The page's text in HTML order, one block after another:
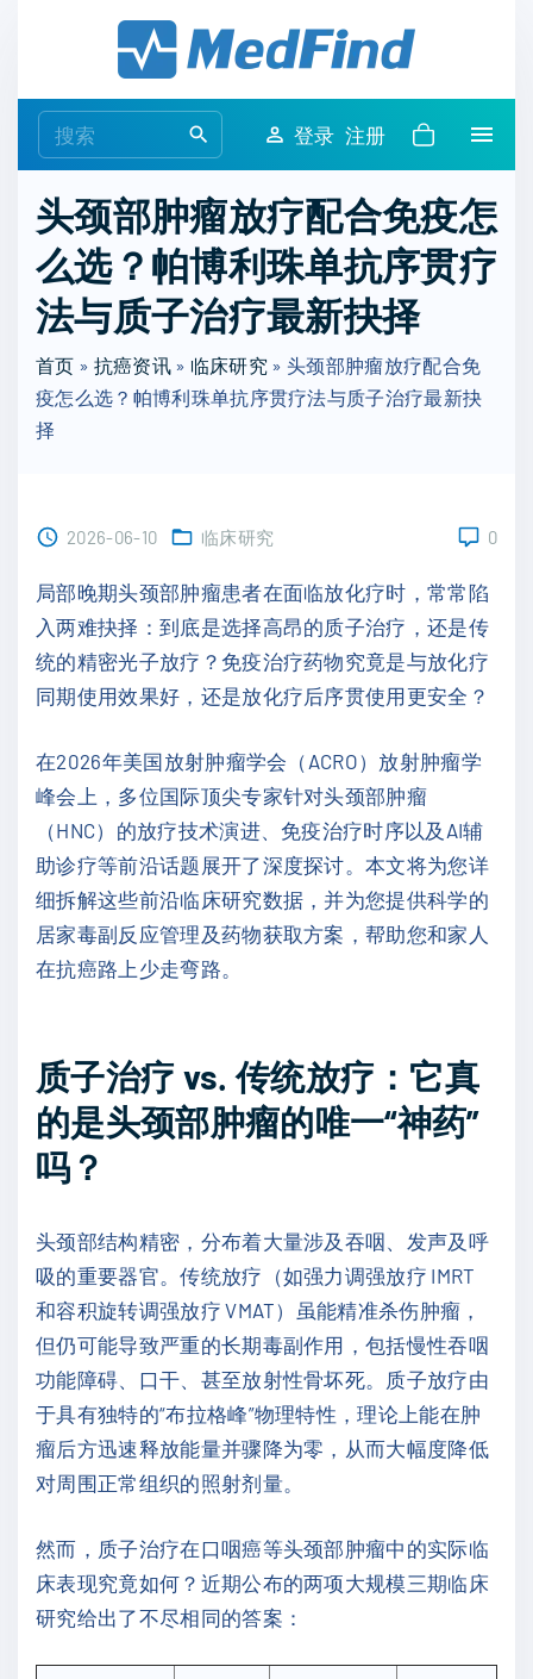
e
r
c
h
f
r
:
登录 注册
头颈部肿瘤放疗配合免疫怎
么选？帕博利珠单抗序贯疗
法与质子治疗最新抉择
首页 » 抗癌资讯» 临床研究 »头颈部肿瘤放疗配合免
疫怎么选？帕博利珠单抗序贯疗法与质子治疗最新抉
择
2026-06-10 临床研究 0
局部晚期头颈部肿瘤患者在面临放化疗时，常常陷
入两难抉择：到底是选择高昂的质子治疗，还是传
统的精密光子放疗？免疫治疗药物究竟是与放化疗
同期使用效果好，还是放化疗后序贯使用更安全？
在2026年美国放射肿瘤学会（ACRO）放射肿瘤学
峰会上，多位国际顶尖专家针对头颈部肿瘤
（HNC）的放疗技术演进、免疫治疗时序以及AI辅
助诊疗等前沿话题展开了深度探讨。本文将为您详
细拆解这些前沿临床研究数据，并为您提供科学的
居家毒副反应管理及药物获取方案，帮助您和家人
在抗癌路上少走弯路。
质子治疗 vs. 传统放疗：它真
的是头颈部肿瘤的唯一“神药”
吗？
头颈部结构精密，分布着大量涉及吞咽、发声及呼
吸的重要器官。传统放疗（如强力调强放疗 IMRT
和容积旋转调强放疗 VMAT）虽能精准杀伤肿瘤，
但仍可能导致严重的长期毒副作用，包括慢性吞咽
功能障碍、口干、甚至放射性骨坏死。质子放疗由
于具有独特的“布拉格峰”物理特性，理论上能在肿
瘤后方迅速释放能量并骤降为零，从而大幅度降低
对周围正常组织的照射剂量。
然而，质子治疗在口咽癌等头颈部肿瘤中的实际临
床表现究竟如何？近期公布的两项大规模三期临床
研究给出了不尽相同的答案：